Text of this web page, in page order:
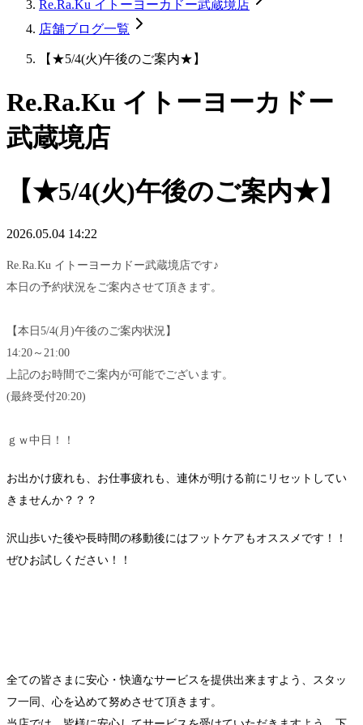
Re.Ra.Ku イトーヨーカドー武蔵境店
店舗ブログ一覧
【★5/4(火)午後のご案内★】
Re.Ra.Ku イトーヨーカドー
武蔵境店
【★5/4(火)午後のご案内★】
2026.05.04 14:22
Re.Ra.Ku イトーヨーカドー武蔵境店です♪
本日の予約状況をご案内させて頂きます。
【本日5/4(月)午後のご案内状況】
14:20～21:00
上記のお時間でご案内が可能でございます。
(最終受付20:20)
ｇｗ中日！！
お出かけ疲れも、お仕事疲れも、連休が明ける前にリセットしてい
きませんか？？？
沢山歩いた後や長時間の移動後にはフットケアもオススメです！！
ぜひお試しください！！
全ての皆さまに安心・快適なサービスを提供出来ますよう、スタッ
フ一同、心を込めて努めさせて頂きます。